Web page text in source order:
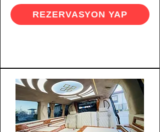
REZERVASYON YAP